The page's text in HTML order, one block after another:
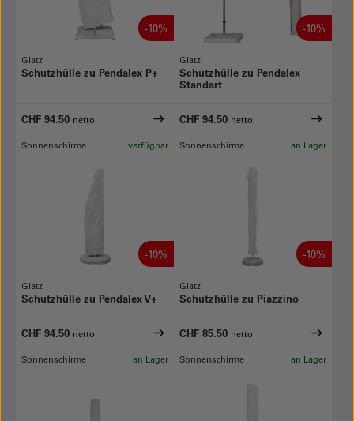
-10%
Glatz
Schutzhülle zu Pendalex P+
CHF 94.50 netto
-10%
Glatz
Schutzhülle zu Pendalex
Standart
CHF 94.50 netto
Sonnenschirme verfügbar
-10%
Glatz
Schutzhülle zu Pendalex V+
CHF 94.50 netto
Sonnenschirme an Lager
-10%
Glatz
Schutzhülle zu Piazzino
CHF 85.50 netto
Sonnenschirme an Lager Sonnenschirme an Lager